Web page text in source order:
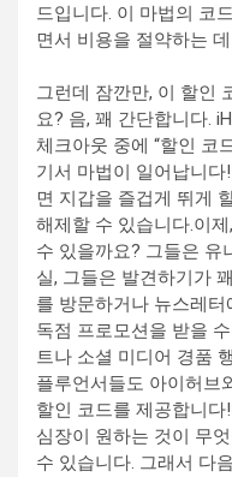
드입니다. 이 마법의 코
면서 비용을 절약하는
그런데 잠깐만, 이 할인
요? 음, 꽤 간단합니다.
체크아웃 중에 “할인 코
기서 마법이 일어납니
면 지갑을 즐겁게 뛰게
해제할 수 있습니다.이
수 있을까요? 그들은 유
실, 그들은 발견하기가
를 방문하거나 뉴스레
독점 프로모션을 받을
트나 소셜 미디어 경품
플루언서들도 아이허브
할인 코드를 제공합니
심장이 원하는 것이 무
수 있습니다. 그래서 다